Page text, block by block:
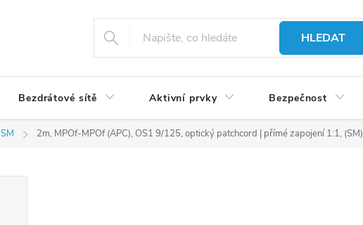
HLEDAT
Bezdrátové sítě Aktivní prvky Bezpečnost
SM 2m, MPOf-MPOf (APC), OS1 9/125, optický patchcord | přímé zapojení 1:1, (SM)